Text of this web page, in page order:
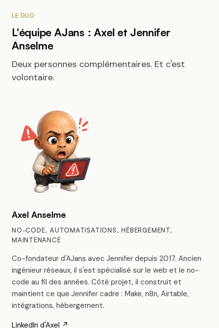
LE DUO
L'équipe AJans : Axel et Jennifer
Anselme
Deux personnes complémentaires. Et c'est
volontaire.
Axel Anselme
NO-CODE, AUTOMATISATIONS, HÉBERGEMENT,
MAINTENANCE
Co-fondateur d'AJans avec Jennifer depuis 2017. Ancien
ingénieur réseaux, il s'est spécialisé sur le web et le no-
code au fil des années. Côté projet, il construit et
maintient ce que Jennifer cadre : Make, n8n, Airtable,
intégrations, hébergement.
LinkedIn d'Axel ↗